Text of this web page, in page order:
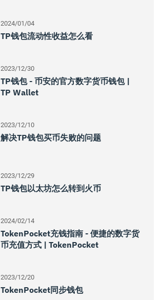
2024/01/04
TP钱包流动性收益怎么看
2023/12/30
TP钱包 - 币安的官方数字货币钱包 |
TP Wallet
2023/12/10
解决TP钱包买币失败的问题
2023/12/29
TP钱包以太坊怎么转到火币
2024/02/14
TokenPocket充钱指南 - 便捷的数字货
币充值方式 | TokenPocket
2023/12/20
TokenPocket同步钱包